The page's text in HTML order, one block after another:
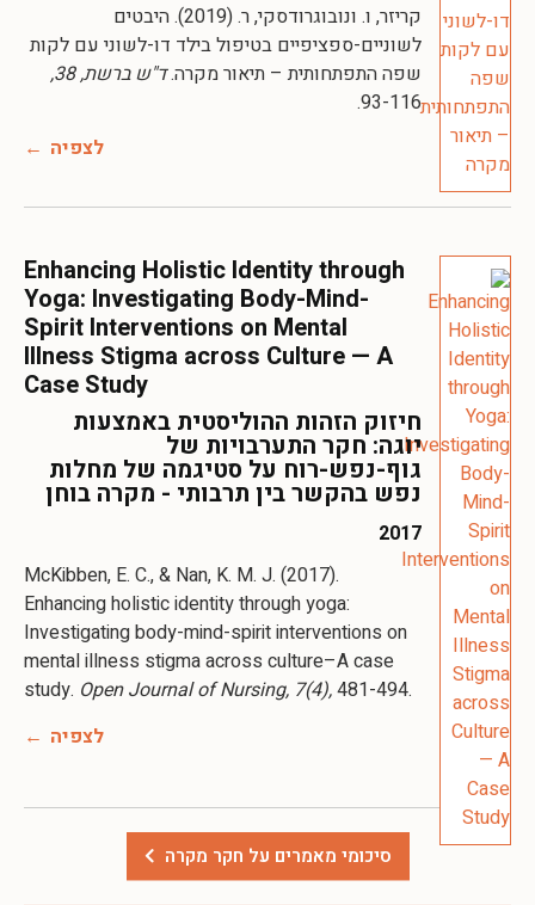
קריזר, ו. ונובוגרודסקי, ר. (2019). היבטים
לשוניים-ספציפיים בטיפול בילד דו-לשוני עם לקות
שפה התפתחותית – תיאור מקרה.ד"ש ברשת, 38,
93-116.
לצפיה
Enhancing Holistic Identity through
Yoga: Investigating Body-Mind-
Spirit Interventions on Mental
Illness Stigma across Culture — A
Case Study
חיזוק הזהות ההוליסטית באמצעות
יוגה: חקר התערבויות של
גוף-נפש-רוח על סטיגמה של מחלות
נפש בהקשר בין תרבותי - מקרה בוחן
2017
McKibben, E. C., & Nan, K. M. J. (2017).
Enhancing holistic identity through yoga:
Investigating body-mind-spirit interventions on
mental illness stigma across culture–A case
study. Open Journal of Nursing, 7(4),481-494.
לצפיה
סיכומי מאמרים על חקר מקרה